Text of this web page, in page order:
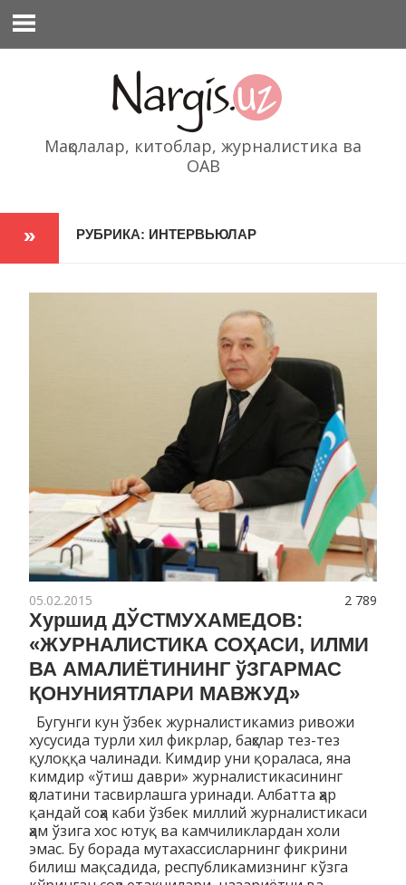
содержимому
Мақолалар, китоблар, журналистика ва
ОАВ
РУБРИКА: ИНТЕРВЬЮЛАР
2 789
05.02.2015
Хуршид ДЎСТМУХАМЕДОВ:
«ЖУРНАЛИСТИКА СОҲАСИ, ИЛМИ
ВА АМАЛИЁТИНИНГ ўЗГАРМАС
ҚОНУНИЯТЛАРИ МАВЖУД»
Бугунги кун ўзбек журналистикамиз ривожи
хусусида турли хил фикрлар, баҳслар тез-тез
қулоққа чалинади. Кимдир уни қораласа, яна
кимдир «ўтиш даври» журналистикасининг
ҳолатини тасвирлашга уринади. Албатта ҳар
қандай соҳа каби ўзбек миллий журналистикаси
ҳам ўзига хос ютуқ ва камчиликлардан холи
эмас. Бу борада мутахассисларнинг фикрини
билиш мақсадида, республикамизнинг кўзга